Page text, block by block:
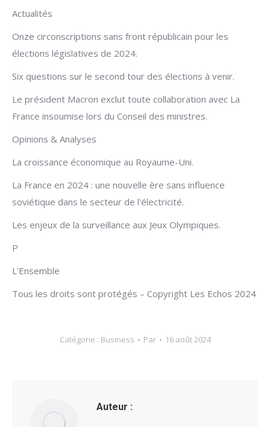
Actualités
Onze circonscriptions sans front républicain pour les
élections législatives de 2024.
Six questions sur le second tour des élections à venir.
Le président Macron exclut toute collaboration avec La
France insoumise lors du Conseil des ministres.
Opinions & Analyses
La croissance économique au Royaume-Uni.
La France en 2024 : une nouvelle ère sans influence
soviétique dans le secteur de l'électricité.
Les enjeux de la surveillance aux Jeux Olympiques.
P
L'Ensemble
Tous les droits sont protégés – Copyright Les Echos 2024
Catégorie : Business Par 16 août 2024
Auteur :